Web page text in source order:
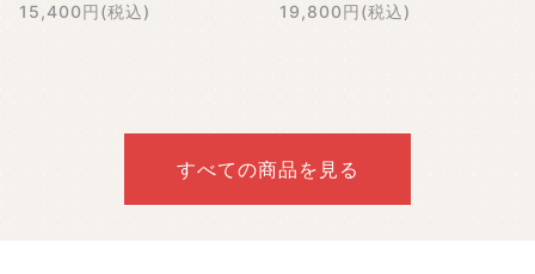
15,400円(税込) 19,800円(税込)
すべての商品を見る